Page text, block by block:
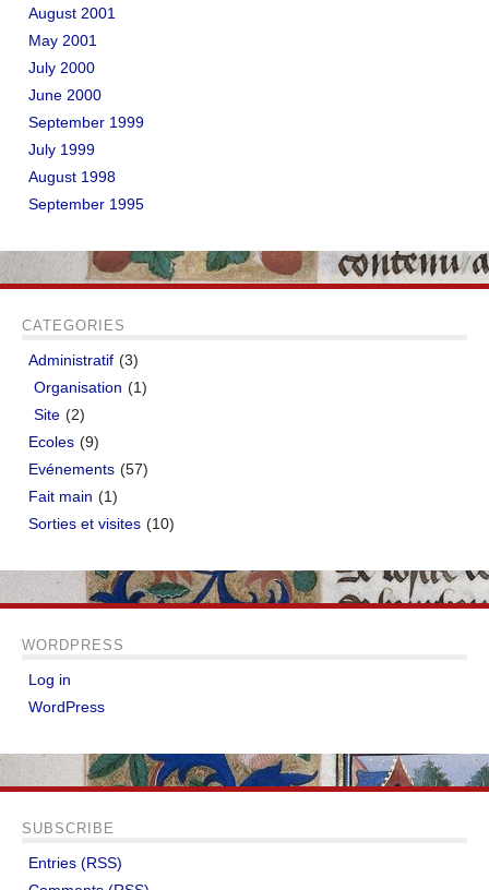
August 2001
May 2001
July 2000
June 2000
September 1999
July 1999
August 1998
September 1995
CATEGORIES
Administratif (3)
Organisation (1)
Site (2)
Ecoles (9)
Evénements (57)
Fait main (1)
Sorties et visites (10)
WORDPRESS
Log in
WordPress
SUBSCRIBE
Entries (RSS)